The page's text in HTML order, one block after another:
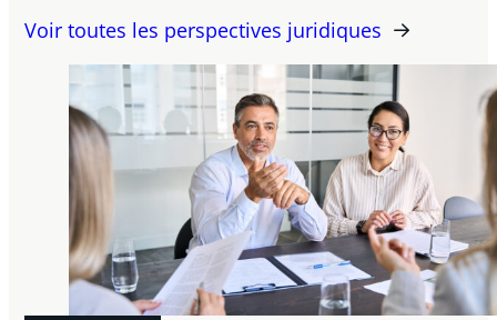
Voir toutes les perspectives juridiques